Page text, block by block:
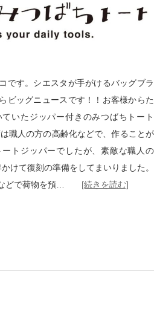
です。シエスタが手がけるバッグブラ
ビッグニュースです！！お客様からた
いたジッパー付きのみつばちトート
職人の方の高齢化などで、作ることが
トジッパーでしたが、素敵な職人の
けて復刻の準備をしてまいりました。
などで荷物を預… [続きを読む]